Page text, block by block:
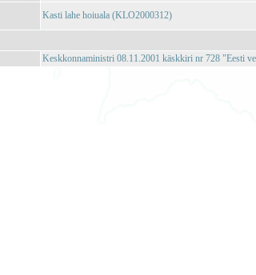
Kasti lahe hoiuala (KLO2000312)
Keskkonnaministri 08.11.2001 käskkiri nr 728 "Eesti